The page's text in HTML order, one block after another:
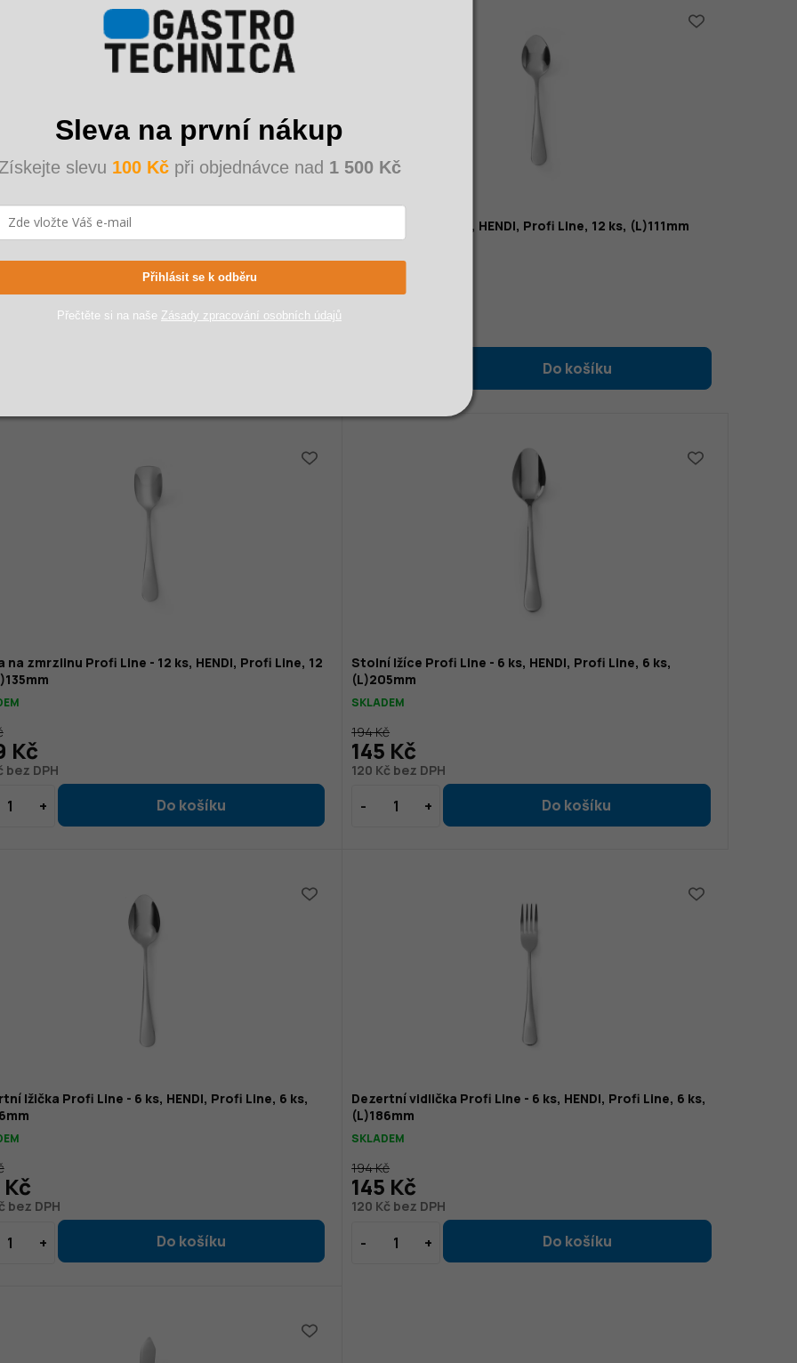
nůž Profi Line - 6 ks, HENDI, Profi Line, 6 ks,
Lžička na espresso, HENDI, Profi Line, 12 ks, (L)111mm
259 Kč
na zmrzlinu Profi Line - 12 ks, HENDI, Profi Line, 12
bez DPH
Kč
Stolní lžíce Profi Line - 6 ks, HENDI, Profi Line, 6 ks,
(L)205mm
SKLADEM
120 Kč bez DPH
194 Kč
145 Kč
lžička Profi Line - 6 ks, HENDI, Profi Line, 6 ks,
bez DPH
Kč
Dezertní vidlička Profi Line - 6 ks, HENDI, Profi Line, 6 ks,
(L)186mm
SKLADEM
120 Kč bez DPH
194 Kč
145 Kč
Sleva na první nákup
Získejte slevu 100 Kčpři objednávce nad 1 500 Kč
Přihlásit se k odběru
Přečtěte si na naše Zásady zpracování osobních údajů